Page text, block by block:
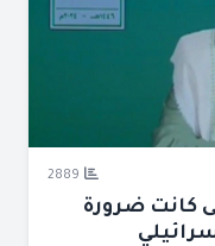
2889
كانت ضرورة